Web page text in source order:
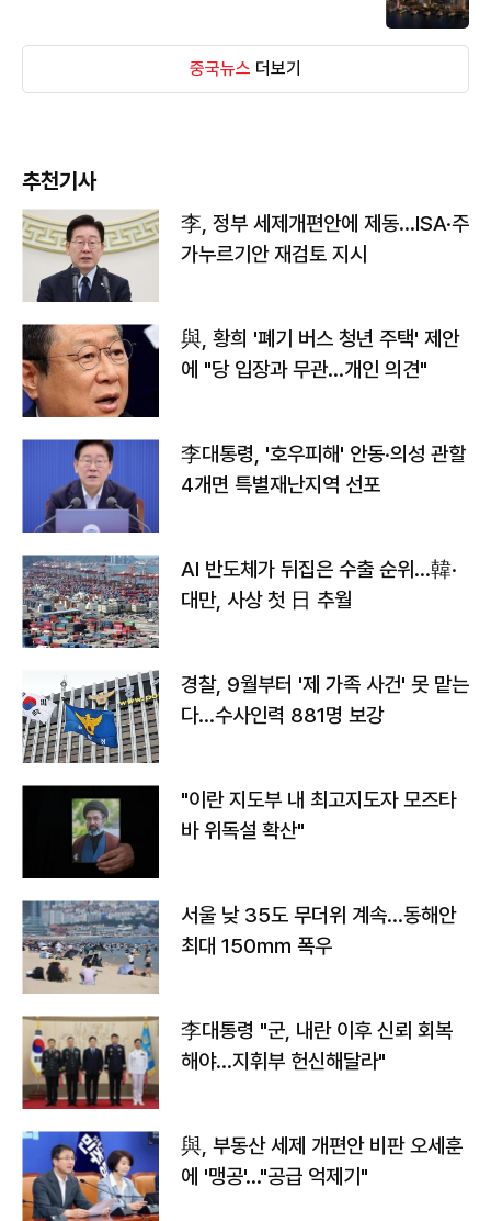
중국뉴스 더보기
추천기사
李, 정부 세제개편안에 제동…ISA·주
가누르기안 재검토 지시
與, 황희 '폐기 버스 청년 주택' 제안
에 "당 입장과 무관…개인 의견"
李대통령, '호우피해' 안동·의성 관할
4개면 특별재난지역 선포
AI 반도체가 뒤집은 수출 순위…韓·
대만, 사상 첫 日 추월
경찰, 9월부터 '제 가족 사건' 못 맡는
다…수사인력 881명 보강
"이란 지도부 내 최고지도자 모즈타
바 위독설 확산"
서울 낮 35도 무더위 계속…동해안
최대 150㎜ 폭우
李대통령 "군, 내란 이후 신뢰 회복
해야…지휘부 헌신해달라"
與, 부동산 세제 개편안 비판 오세훈
에 '맹공'…"공급 억제기"